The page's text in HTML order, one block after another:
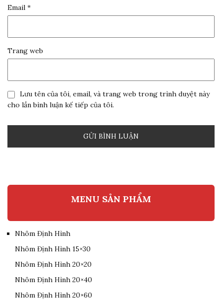
Email *
Trang web
Lưu tên của tôi, email, và trang web trong trình duyệt này
cho lần bình luận kế tiếp của tôi.
MENU SẢN PHẨM
Nhôm Định Hình
Nhôm Định Hình 15×30
Nhôm Định Hình 20×20
Nhôm Định Hình 20×40
Nhôm Định Hình 20×60